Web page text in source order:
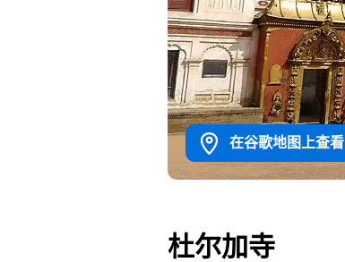
在谷歌地图上查看
杜尔加寺